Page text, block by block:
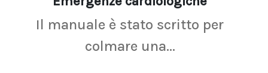
Il manuale è stato scritto per
colmare una...